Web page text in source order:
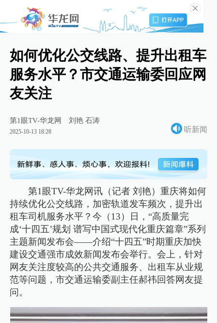
如何优化公交线路、提升出租车
服务水平？市交通运输委回应网
友关注
第1眼TV-华龙网 刘艳 石涛
2025-10-13 18:28 听新闻
第1眼TV-华龙网讯（记者 刘艳）重庆将如何
持续优化公交线路，加密轨道发车频次，提升出
租车司机服务水平？今（13）日，“高质量完
成‘十四五’规划 谱写中国式现代化重庆篇章”系列
主题新闻发布会——介绍“十四五”时期重庆加快
建设交通强市成效新闻发布会举行。会上，针对
网友关注度较高的公共交通服务、出租车从业规
范等问题，市交通运输委副主任郝祎回答网友提
问。